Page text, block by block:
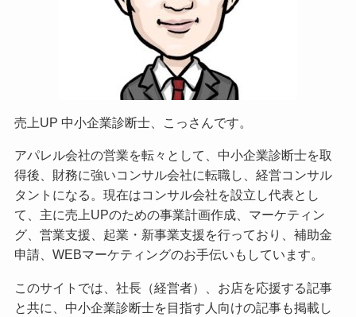
売上UP 中小企業診断士、こっさんです。
アパレル会社の営業を転々として、中小企業診断士を取
得後、財務に強いコンサル会社に転職し、経営コンサル
タントになる。現在はコンサル会社を設立し代表とし
て、主に売上UPのための事業計画作成、マーケティン
グ、営業支援、起業・新事業支援を行っており、補助金
申請、WEBマーケティングのお手伝いもしています。
このサイトでは、社長（経営者）、お店を応援する記事
と共に、中小企業診断士を目指す人向けの記事も掲載し